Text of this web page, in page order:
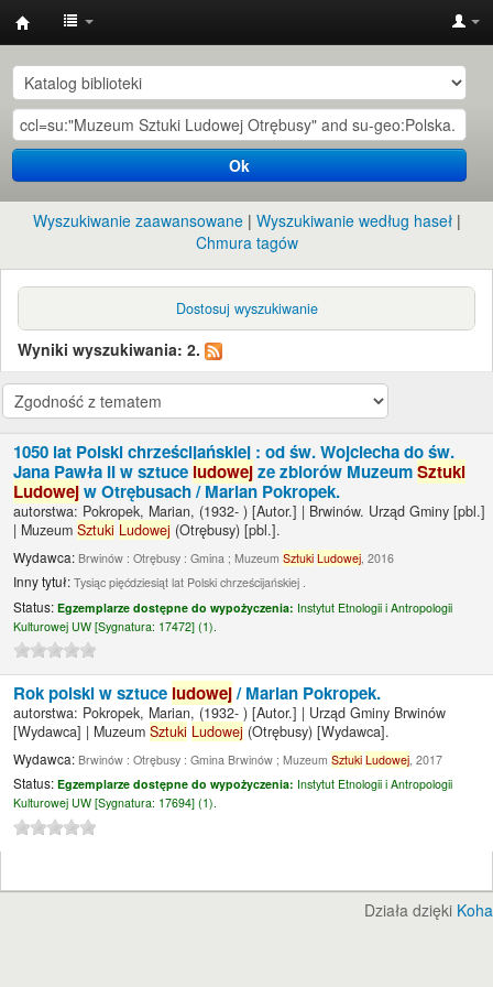
Instytut
Etnologii
i
Antropologii
Kulturowej
UW
Ok
Wyszukiwanie zaawansowane
Wyszukiwanie według haseł
Chmura tagów
Dostosuj wyszukiwanie
Wyniki wyszukiwania: 2.
1050 lat Polski chrześcijańskiej : od św. Wojciecha do św.
Jana Pawła II w sztuce ludowejze zbiorów MuzeumSztuki
Ludowejw Otrębusach /Marian Pokropek.
autorstwa: Pokropek, Marian, (1932- ) [Autor.] | Brwinów. Urząd Gminy [pbl.]
| MuzeumSztuki Ludowej (Otrębusy) [pbl.].
Wydawca: Brwinów : Otrębusy : Gmina ; MuzeumSztuki Ludowej , 2016
Inny tytuł:Tysiąc pięćdziesiąt lat Polski chrześcijańskiej .
Status:Egzemplarze dostępne do wypożyczenia: Instytut Etnologii i Antropologii
Kulturowej UW [Sygnatura: 17472] (1).
Rok polski w sztuce ludowej/Marian Pokropek.
autorstwa: Pokropek, Marian, (1932- ) [Autor.] | Urząd Gminy Brwinów
[Wydawca] | MuzeumSztuki Ludowej (Otrębusy) [Wydawca].
Wydawca: Brwinów : Otrębusy : Gmina Brwinów ; MuzeumSztuki Ludowej , 2017
Status:Egzemplarze dostępne do wypożyczenia: Instytut Etnologii i Antropologii
Kulturowej UW [Sygnatura: 17694] (1).
Działa dzięki Koha